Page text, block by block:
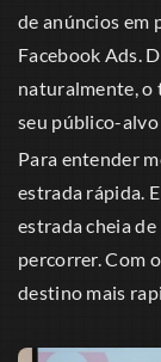
de anúncios em
Facebook Ads.
naturalmente, o
seu público-alvo
Para entender
estrada rápida.
estrada cheia
percorrer. Com
destino mais